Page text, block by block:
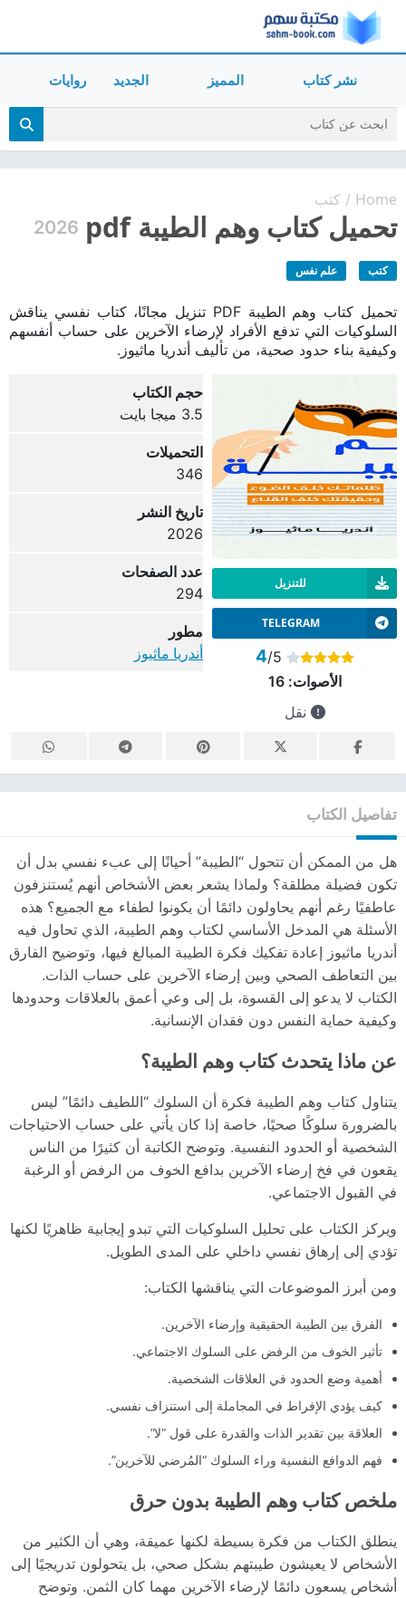
نشر كتاب المميز الجديد روايات
Home
/ كتب
تحميل كتاب وهم الطيبة pdf 2026
كتب علم نفس
تحميل كتاب وهم الطيبة PDF تنزيل مجانًا، كتاب نفسي يناقش
السلوكيات التي تدفع الأفراد لإرضاء الآخرين على حساب أنفسهم
وكيفية بناء حدود صحية، من تأليف أندريا ماثيوز.
للتنزيل
TELEGRAM
4/5
الأصوات:16
نقل
حجم الكتاب
3.5 ميجا بايت
التحميلات
346
تاريخ النشر
2026
عدد الصفحات
294
مطور
أندريا ماثيوز
تفاصيل الكتاب
هل من الممكن أن تتحول “الطيبة” أحيانًا إلى عبء نفسي بدل أن
تكون فضيلة مطلقة؟ ولماذا يشعر بعض الأشخاص أنهم يُستنزفون
عاطفيًا رغم أنهم يحاولون دائمًا أن يكونوا لطفاء مع الجميع؟ هذه
الأسئلة هي المدخل الأساسي لكتاب وهم الطيبة، الذي تحاول فيه
أندريا ماثيوز إعادة تفكيك فكرة الطيبة المبالغ فيها، وتوضيح الفارق
بين التعاطف الصحي وبين إرضاء الآخرين على حساب الذات.
الكتاب لا يدعو إلى القسوة، بل إلى وعي أعمق بالعلاقات وحدودها
وكيفية حماية النفس دون فقدان الإنسانية.
عن ماذا يتحدث كتاب وهم الطيبة؟
يتناول كتاب وهم الطيبة فكرة أن السلوك “اللطيف دائمًا” ليس
بالضرورة سلوكًا صحيًا، خاصة إذا كان يأتي على حساب الاحتياجات
الشخصية أو الحدود النفسية. وتوضح الكاتبة أن كثيرًا من الناس
يقعون في فخ إرضاء الآخرين بدافع الخوف من الرفض أو الرغبة
في القبول الاجتماعي.
ويركز الكتاب على تحليل السلوكيات التي تبدو إيجابية ظاهريًا لكنها
تؤدي إلى إرهاق نفسي داخلي على المدى الطويل.
ومن أبرز الموضوعات التي يناقشها الكتاب:
الفرق بين الطيبة الحقيقية وإرضاء الآخرين.
تأثير الخوف من الرفض على السلوك الاجتماعي.
أهمية وضع الحدود في العلاقات الشخصية.
كيف يؤدي الإفراط في المجاملة إلى استنزاف نفسي.
العلاقة بين تقدير الذات والقدرة على قول “لا”.
فهم الدوافع النفسية وراء السلوك “المُرضي للآخرين”.
ملخص كتاب وهم الطيبة بدون حرق
ينطلق الكتاب من فكرة بسيطة لكنها عميقة، وهي أن الكثير من
الأشخاص لا يعيشون طيبتهم بشكل صحي، بل يتحولون تدريجيًا إلى
أشخاص يسعون دائمًا لإرضاء الآخرين مهما كان الثمن. وتوضح